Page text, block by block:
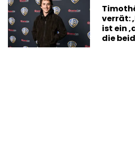
verrät:
ist ein
die